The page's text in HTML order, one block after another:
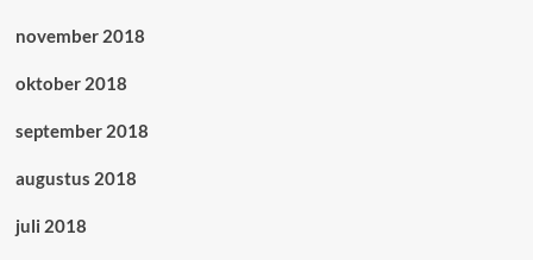
november 2018
oktober 2018
september 2018
augustus 2018
juli 2018